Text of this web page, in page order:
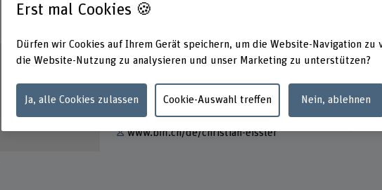
Kontakt
E-Mail anzeigen
www.bfh.ch/de/christian-eissler
Adresse
Erst mal Cookies 🍪
Dürfen wir Cookies auf Ihrem Gerät speichern, um die Website-Navigation zu
die Website-Nutzung zu analysieren und unser Marketing zu unterstützen?
Ja, alle Cookies zulassen Cookie-Auswahl treffen Nein, ablehnen